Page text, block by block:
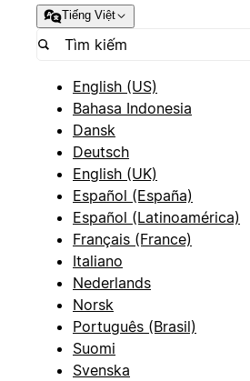
Tiếng Việt
English (US)
Bahasa Indonesia
Dansk
Deutsch
English (UK)
Español (España)
Español (Latinoamérica)
Français (France)
Italiano
Nederlands
Norsk
Português (Brasil)
Suomi
Svenska